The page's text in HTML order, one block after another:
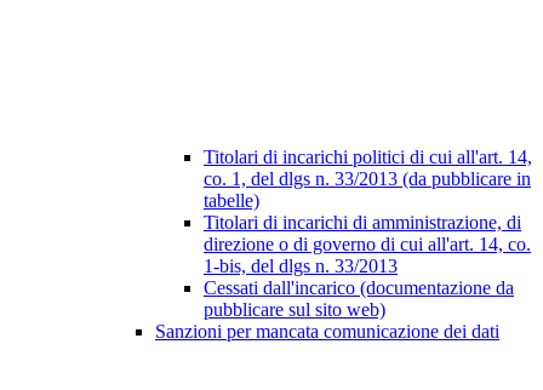
Titolari di incarichi politici di cui all'art. 14,
co. 1, del dlgs n. 33/2013 (da pubblicare in
tabelle)
Titolari di incarichi di amministrazione, di
direzione o di governo di cui all'art. 14, co.
1-bis, del dlgs n. 33/2013
Cessati dall'incarico (documentazione da
pubblicare sul sito web)
Sanzioni per mancata comunicazione dei dati